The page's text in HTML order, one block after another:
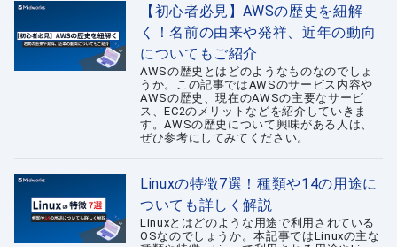
【初心者必見】AWSの歴史を紐解
く！名前の由来や発祥、近年の動向
についてもご紹介
AWSの歴史とはどのようなものなのでしょ
うか。この記事ではAWSのサービス内容や
AWSの歴史、現在のAWSの主要なサービ
ス、EC2のメリットなどを紹介していきま
す。AWSの歴史について興味がある人は、
ぜひ参考にしてみてください。
Linuxの特徴7選！種類や14の用途に
ついても詳しく解説
Linuxとはどのような用途で利用されている
OSなのでしょうか。本記事ではLinuxの主な